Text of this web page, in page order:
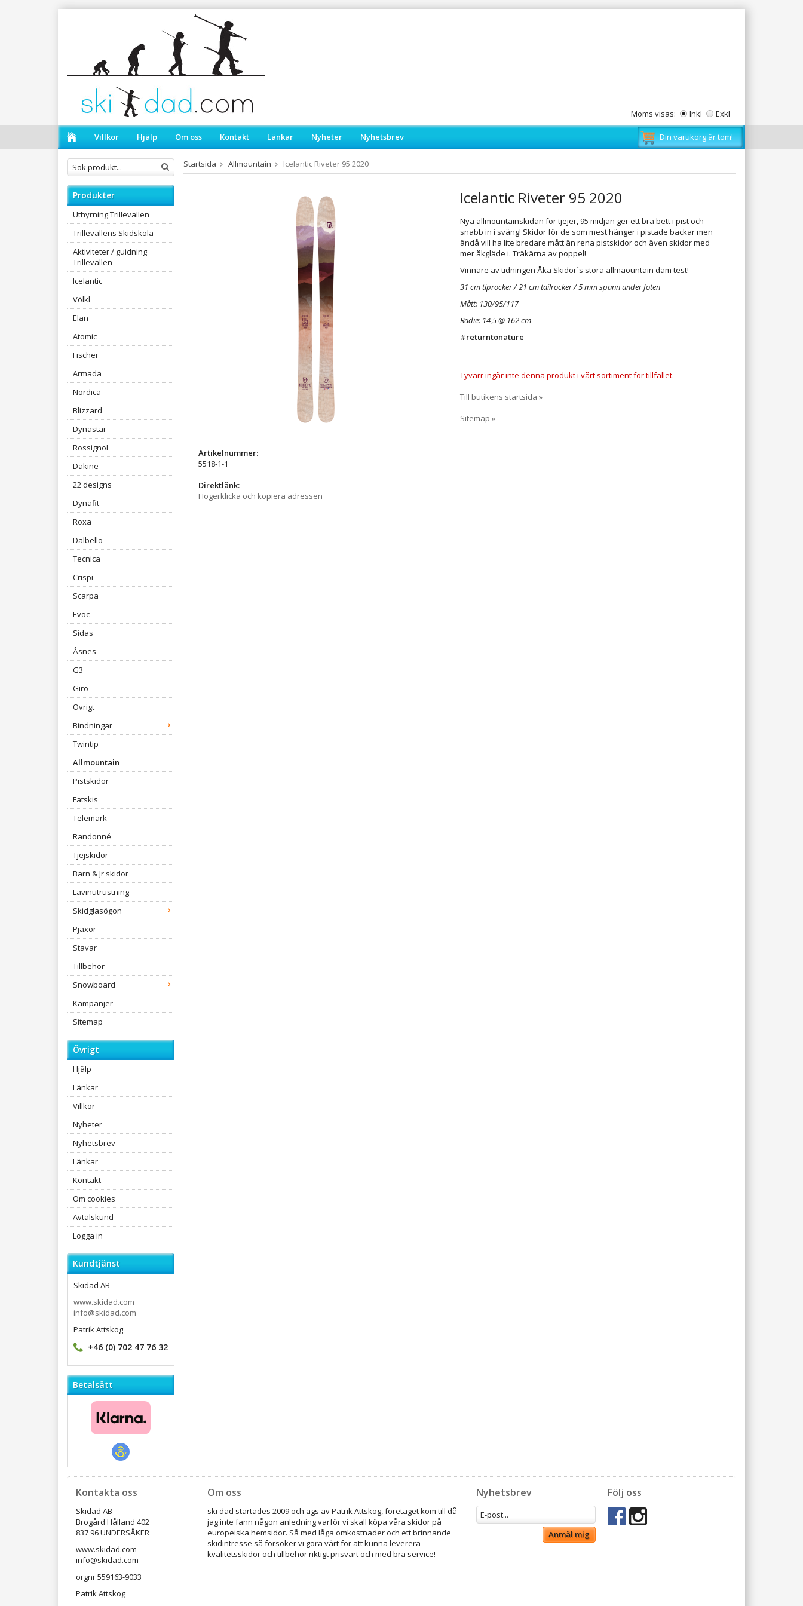
Moms visas: Inkl Exkl
Villkor Hjälp Om oss Kontakt Länkar Nyheter Nyhetsbrev Din varukorg är tom!
Produkter
Uthyrning Trillevallen
Trillevallens Skidskola
Aktiviteter / guidning
Trillevallen
Icelantic
Völkl
Elan
Atomic
Fischer
Armada
Nordica
Blizzard
Dynastar
Rossignol
Dakine
22 designs
Dynafit
Roxa
Dalbello
Tecnica
Crispi
Scarpa
Evoc
Sidas
Åsnes
G3
Giro
Övrigt
Bindningar
Twintip
Allmountain
Pistskidor
Fatskis
Telemark
Randonné
Tjejskidor
Barn & Jr skidor
Lavinutrustning
Skidglasögon
Pjäxor
Stavar
Tillbehör
Snowboard
Kampanjer
Sitemap
Övrigt
Hjälp
Länkar
Villkor
Nyheter
Nyhetsbrev
Länkar
Kontakt
Om cookies
Avtalskund
Logga in
Kundtjänst
Skidad AB
www.skidad.com
info@skidad.com
Patrik Attskog
+46 (0) 702 47 76 32
Betalsätt
Startsida Allmountain Icelantic Riveter 95 2020
Icelantic Riveter 95 2020
Nya allmountainskidan för tjejer, 95 midjan ger ett bra bett i pist och
snabb in i sväng! Skidor för de som mest hänger i pistade backar men
ändå vill ha lite bredare mått än rena pistskidor och även skidor med
mer åkgläde i. Träkärna av poppel!
Vinnare av tidningen Åka Skidor´s stora allmaountain dam test!
31 cm tiprocker / 21 cm tailrocker / 5 mm spann under foten
Mått: 130/95/117
Radie: 14,5 @ 162 cm
#returntonature
Tyvärr ingår inte denna produkt i vårt sortiment för tillfället.
Till butikens startsida »
Sitemap »
Artikelnummer:
5518-1-1
Direktlänk:
Högerklicka och kopiera adressen
Kontakta oss
Skidad AB
Brogård Hålland 402
837 96 UNDERSÅKER
www.skidad.com
info@skidad.com
orgnr 559163-9033
Patrik Attskog
Följ oss
Nyhetsbrev
Anmäl mig
Om oss
ski dad startades 2009 och ägs av Patrik Attskog, företaget kom till då
jag inte fann någon anledning varför vi skall köpa våra skidor på
europeiska hemsidor. Så med låga omkostnader och ett brinnande
skidintresse så försöker vi göra vårt för att kunna leverera
kvalitetsskidor och tillbehör riktigt prisvärt och med bra service!